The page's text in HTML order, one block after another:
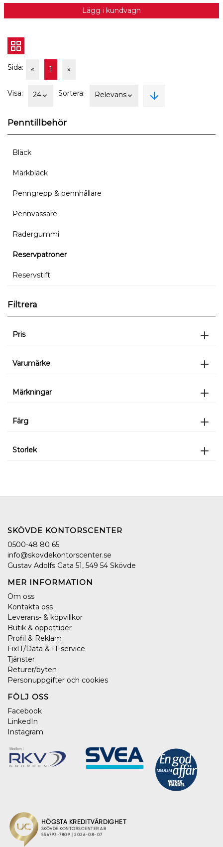
Penntillbehör
Bläck
Märkbläck
Penngrepp & pennhållare
Pennvässare
Radergummi
Reservpatroner
Reservstift
Filtrera
Pris
Varumärke
Märkningar
Färg
Storlek
Lägg i kundvagn
Sida: « 1 »
Visa: 24 Sortera: Relevans
SKÖVDE KONTORSCENTER
0500-48 80 65
info@skovdekontorscenter.se
Gustav Adolfs Gata 51, 549 54 Skövde
MER INFORMATION
Om oss
Kontakta oss
Leverans- & köpvillkor
Butik & öppettider
Profil & Reklam
FixIT/Data & IT-service
Tjänster
Returer/byten
Personuppgifter och cookies
FÖLJ OSS
Facebook
LinkedIn
Instagram